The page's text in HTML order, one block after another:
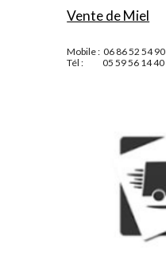
Vente de Miel
Mobile :  06 86 52 54 90
Tél :            05 59 56 14 40